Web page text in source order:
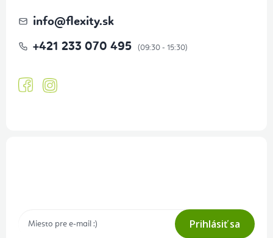
info@flexity.sk
+421 233 070 495
Prihlásiť sa